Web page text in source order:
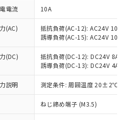
電流 10A
(AC)
抵抗負荷(AC-12): AC24V 10A/
誘導負荷(AC-15): AC24V
(DC)
抵抗負荷(DC-12): DC24V 8A/
誘導負荷(DC-13): DC24V 4A/
説明 測定条件: 周囲温度 20±2℃、
ねじ締め端子 (M3.5)
RoHS指令（10物質）の
製品が提供可能な商品で
指令（10物質）の非含
切り替える予定のある